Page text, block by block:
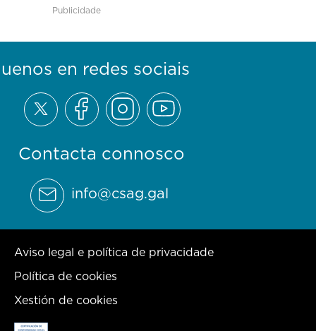
Publicidade
Contacta connosco
info@csag.gal
en redes sociais
Aviso legal e política de privacidade
Política de cookies
Xestión de cookies